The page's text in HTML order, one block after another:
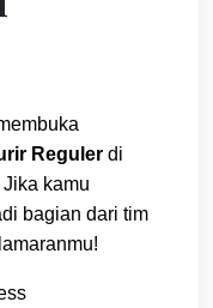
Reguler di
kamu
bagian dari tim